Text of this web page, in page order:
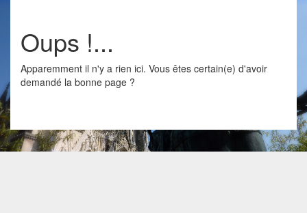
Oups !...
Apparemment il n'y a rien ici. Vous êtes certain(e) d'avoir
demandé la bonne page ?